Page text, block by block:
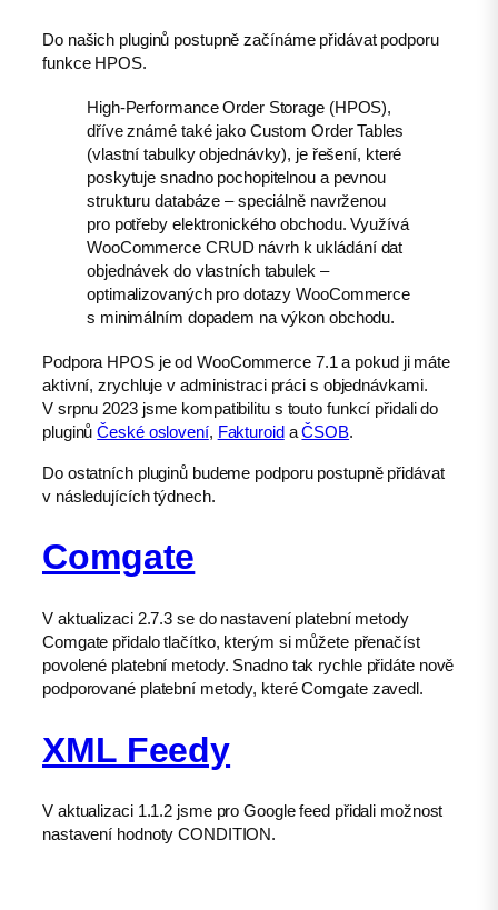
Do našich pluginů postupně začínáme přidávat podporu
funkce HPOS.
High-Performance Order Storage (HPOS),
dříve známé také jako Custom Order Tables
(vlastní tabulky objednávky), je řešení, které
poskytuje snadno pochopitelnou a pevnou
strukturu databáze – speciálně navrženou
pro potřeby elektronického obchodu. Využívá
WooCommerce CRUD návrh k ukládání dat
objednávek do vlastních tabulek –
optimalizovaných pro dotazy WooCommerce
s minimálním dopadem na výkon obchodu.
Podpora HPOS je od WooCommerce 7.1 a pokud ji máte
aktivní, zrychluje v administraci práci s objednávkami.
V srpnu 2023 jsme kompatibilitu s touto funkcí přidali do
pluginůČeské oslovení, FakturoidaČSOB.
Do ostatních pluginů budeme podporu postupně přidávat
v následujících týdnech.
Comgate
V aktualizaci 2.7.3 se do nastavení platební metody
Comgate přidalo tlačítko, kterým si můžete přenačíst
povolené platební metody. Snadno tak rychle přidáte nově
podporované platební metody, které Comgate zavedl.
XML Feedy
V aktualizaci 1.1.2 jsme pro Google feed přidali možnost
nastavení hodnoty CONDITION.